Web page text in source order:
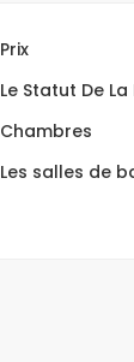
Prix
Le Statut De
Chambres
Les salles de